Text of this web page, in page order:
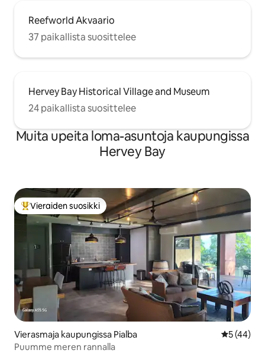
Reefworld Akvaario
37 paikallista suosittelee
Hervey Bay Historical Village and Museum
24 paikallista suosittelee
Muita upeita loma-asuntoja kaupungissa
Hervey Bay
Vieraiden suosikkien parhaimmistoa
Vieraiden suosikki
Vierasmaja kaupungissa Pialba
5 (44)
Puumme meren rannalla